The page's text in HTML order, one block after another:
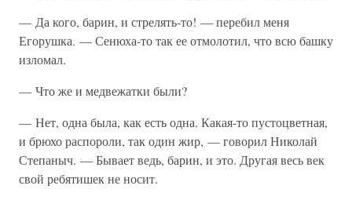
— Да кого, барин, и стрелять-то! — перебил меня
Егорушка. — Сенюха-то так ее отмолотил, что всю башку
изломал.
— Что же и медвежатки были?
— Нет, одна была, как есть одна. Какая-то пустоцветная,
и брюхо распороли, так один жир, — говорил Николай
Степаныч. — Бывает ведь, барин, и это. Другая весь век
свой ребятишек не носит.